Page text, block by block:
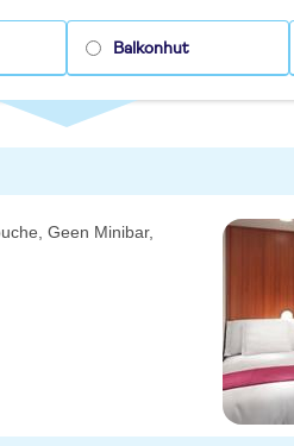
Balkonhut
Geen Minibar,